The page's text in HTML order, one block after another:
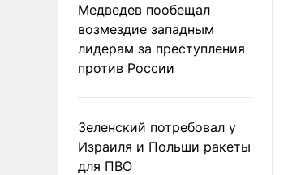
Медведев пообещал
возмездие западным
лидерам за преступления
против России
Зеленский потребовал у
Израиля и Польши ракеты
для ПВО